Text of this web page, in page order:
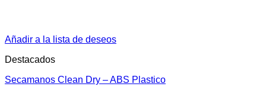
Añadir a la lista de deseos
Destacados
Secamanos Clean Dry – ABS Plastico